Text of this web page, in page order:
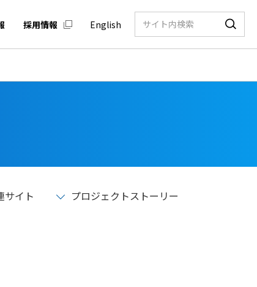
採用情報 English
サイト プロジェクトストーリー